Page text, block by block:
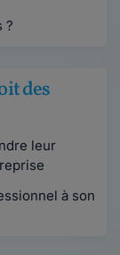
?
des
leur
à son